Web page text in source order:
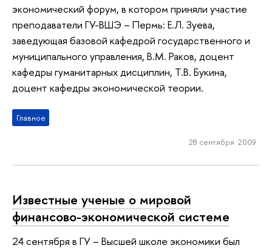
экономический форум, в котором приняли участие
преподаватели ГУ-ВШЭ – Пермь: Е.Л. Зуева,
заведующая базовой кафедрой государственного и
муниципального управления, В.М. Раков, доцент
кафедры гуманитарных дисциплин, Т.В. Букина,
доцент кафедры экономической теории.
Главное
28 сентября 2009
Известные ученые о мировой
финансово-экономической системе
24 сентября в ГУ – Высшей школе экономики был